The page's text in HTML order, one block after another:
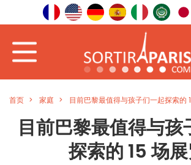
首页 家庭 目前巴黎最值得与孩子们一起探索的
目前巴黎最值得与孩
探索的 15 场